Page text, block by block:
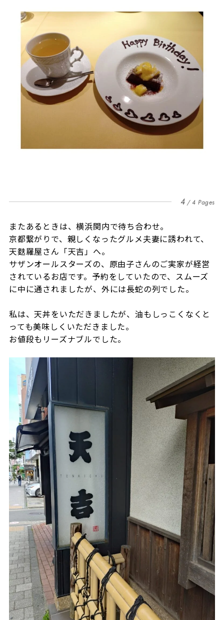
4 4 Pages
またあるときは、横浜関内で待ち合わせ。
京都繋がりで、親しくなったグルメ夫妻に誘われて、
天麩羅屋さん「天吉」へ。
サザンオールスターズの、原由子さんのご実家が経営
されているお店です。予約をしていたので、スムーズ
に中に通されましたが、外には長蛇の列でした。
私は、天丼をいただきましたが、油もしっこくなくと
っても美味しくいただきました。
お値段もリーズナブルでした。